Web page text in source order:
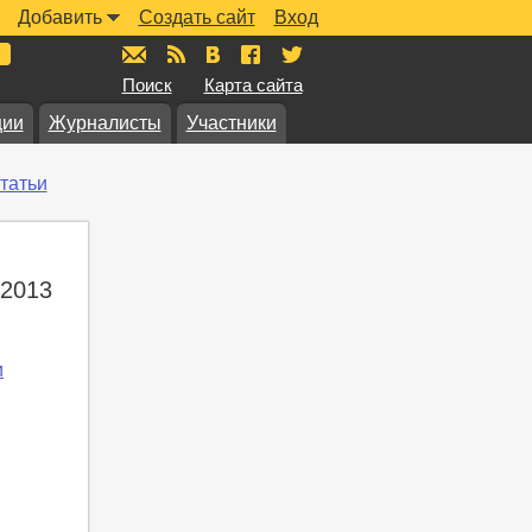
Вход
Создать сайт
Добавить
Поиск Карта сайта
Журналисты Участники